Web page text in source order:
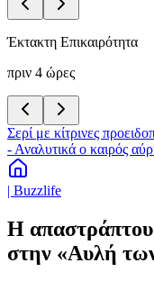
Έκτακτη Επικαιρότητα
πριν 4 ώρες
Σερί με κίτρινες
- Αναλυτικά ο καιρός
| Buzzlife
Η
στην «Αυλή